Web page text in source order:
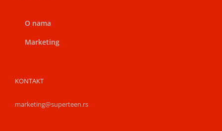
O nama
Marketing
KONTAKT
marketing@superteen.rs